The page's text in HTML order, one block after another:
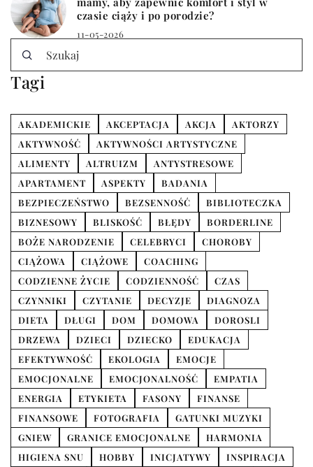
czasie ciąży i po porodzie?
11-05-2026
Tagi
AKADEMICKIE AKCEPTACJA AKCJA
AKTORZY
AKTYWNOŚĆ
AKTYWNOŚCI ARTYSTYCZNE
ALIMENTY
ALTRUIZM
ANTYSTRESOWE
APARTAMENT
ASPEKTY
BADANIA
BEZPIECZEŃSTWO
BEZSENNOŚĆ
BIBLIOTECZKA
BIZNESOWY
BLISKOŚĆ BŁĘDY
BORDERLINE
BOŻE NARODZENIE
CELEBRYCI
CHOROBY
CIĄŻOWA
CIĄŻOWE
COACHING
CODZIENNE ŻYCIE
CODZIENNOŚĆ
CZAS
CZYNNIKI
CZYTANIE DECYZJE
DIAGNOZA
DIETA
DŁUGI DOM DOMOWA
DOROSLI
DRZEWA
DZIECI DZIECKO
EDUKACJA
EFEKTYWNOŚĆ
EKOLOGIA
EMOCJE
EMOCJONALNE
EMOCJONALNOŚĆ
EMPATIA
ENERGIA
ETYKIETA FASONY
FINANSE
FINANSOWE
FOTOGRAFIA
GATUNKI MUZYKI
GNIEW
GRANICE EMOCJONALNE
HARMONIA
HIGIENA SNU
HOBBY INICJATYWY
INSPIRACJA